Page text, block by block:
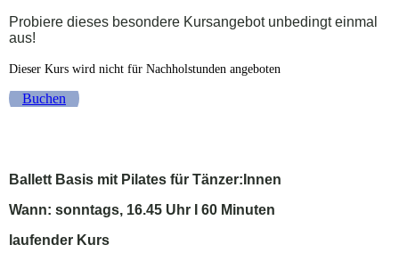
Probiere dieses besondere Kursangebot unbedingt einmal
aus!
Dieser Kurs wird nicht für Nachholstunden angeboten
Buchen
Ballett Basis mit Pilates für Tänzer:Innen
Wann: sonntags, 16.45 Uhr I 60 Minuten
laufender Kurs